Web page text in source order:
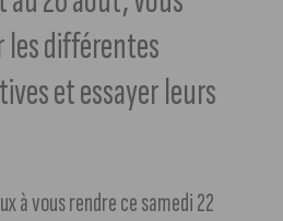
différentes
et essayer leurs
à vous rendre ce samedi 22